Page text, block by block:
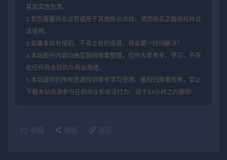
其真实性负责。
2.若您需要商业运营或用于其他商业活动，请您购买正版授权并合
法使用。
3.如果本站有侵犯、不妥之处的资源，将会第一时间解决！
4.本站部分内容均由互联网收集整理，仅供大家参考、学习，不存
在任何商业目的与商业用途。
5.本站提供的所有资源仅供参考学习使用，版权归原著所有，禁止
下载本站资源参与任何商业和非法行为，请于24小时之内删除!
收藏 海报 链接